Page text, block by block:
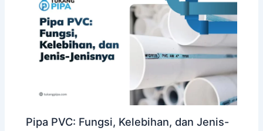
Pipa PVC: Fungsi, Kelebihan, dan Jenis-